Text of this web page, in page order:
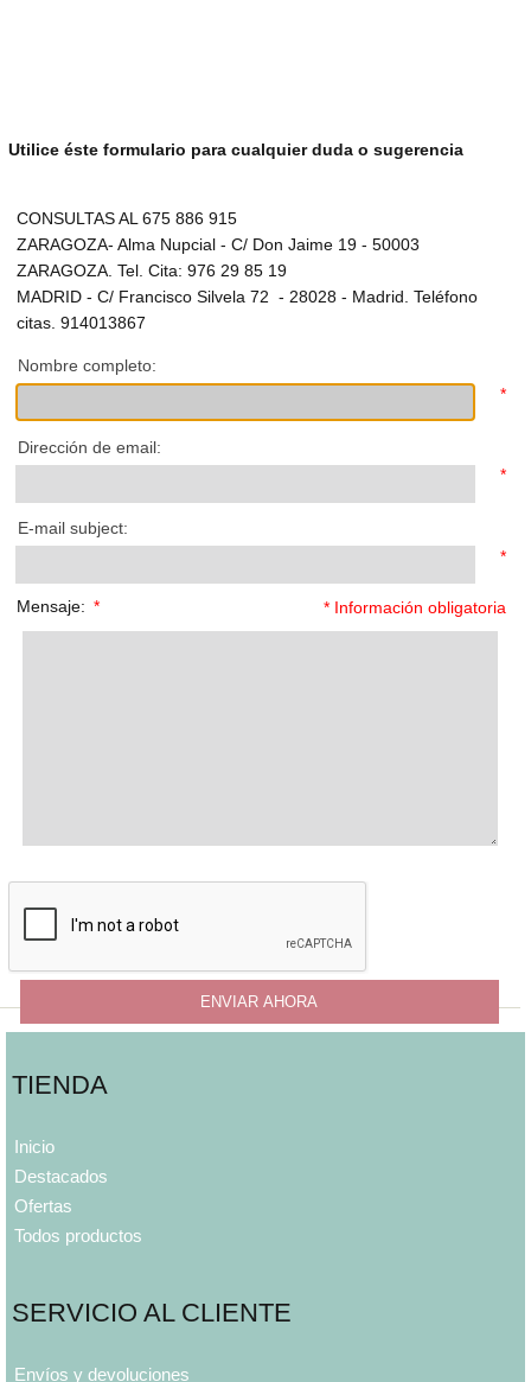
Utilice éste formulario para cualquier duda o sugerencia
CONSULTAS AL 675 886 915
ZARAGOZA- Alma Nupcial - C/ Don Jaime 19 - 50003
ZARAGOZA. Tel. Cita: 976 29 85 19
MADRID - C/ Francisco Silvela 72 - 28028 - Madrid. Teléfono
citas. 914013867
Nombre completo:
*
Dirección de email:
*
E-mail subject:
*
* Información obligatoria
Mensaje: *
TIENDA
Inicio
Destacados
Ofertas
Todos productos
SERVICIO AL CLIENTE
Envíos y devoluciones